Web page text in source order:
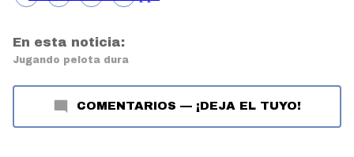
En esta noticia:
Jugando pelota dura
COMENTARIOS — ¡DEJA EL TUYO!